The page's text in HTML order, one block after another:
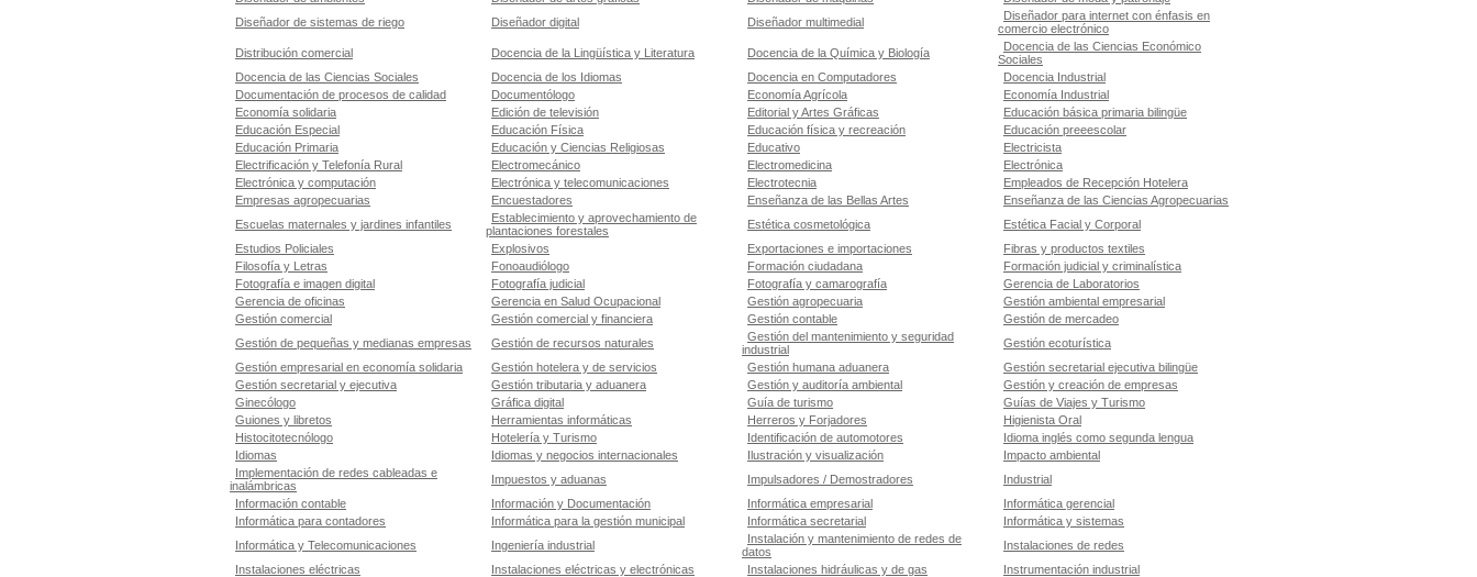
Diseñador de sistemas de riego
Diseñador digital Diseñador multimedial
Diseñador para internet con énfasis en
comercio electrónico
Distribución comercial
Docencia de la Lingüística y Literatura Docencia de la Química y Biología
Docencia de las Ciencias Económico
Sociales
Docencia de las Ciencias Sociales
Docencia de los Idiomas Docencia en Computadores
Docencia Industrial
Documentación de procesos de calidad
Documentólogo Economía Agrícola
Economía Industrial
Economía solidaria
Edición de televisión Editorial y Artes Gráficas
Educación básica primaria bilingüe
Educación Especial
Educación Física Educación física y recreación
Educación preeescolar
Educación Primaria
Educación y Ciencias Religiosas Educativo
Electricista
Electrificación y Telefonía Rural
Electromecánico Electromedicina
Electrónica
Electrónica y computación
Electrónica y telecomunicaciones Electrotecnia
Empleados de Recepción Hotelera
Empresas agropecuarias
Encuestadores Enseñanza de las Bellas Artes
Enseñanza de las Ciencias Agropecuarias
Escuelas maternales y jardines infantiles
Establecimiento y aprovechamiento de
plantaciones forestales
Estética cosmetológica
Estética Facial y Corporal
Estudios Policiales
Explosivos Exportaciones e importaciones
Fibras y productos textiles
Filosofía y Letras
Fonoaudiólogo Formación ciudadana
Formación judicial y criminalística
Fotografía e imagen digital
Fotografía judicial Fotografía y camarografía
Gerencia de Laboratorios
Gerencia de oficinas
Gerencia en Salud Ocupacional Gestión agropecuaria
Gestión ambiental empresarial
Gestión comercial
Gestión comercial y financiera Gestión contable
Gestión de mercadeo
Gestión de pequeñas y medianas empresas
Gestión de recursos naturales
Gestión del mantenimiento y seguridad
industrial
Gestión ecoturística
Gestión empresarial en economía solidaria
Gestión hotelera y de servicios Gestión humana aduanera
Gestión secretarial ejecutiva bilingüe
Gestión secretarial y ejecutiva
Gestión tributaria y aduanera Gestión y auditoría ambiental
Gestión y creación de empresas
Ginecólogo
Gráfica digital Guía de turismo
Guías de Viajes y Turismo
Guiones y libretos
Herramientas informáticas Herreros y Forjadores
Higienista Oral
Histocitotecnólogo
Hotelería y Turismo Identificación de automotores
Idioma inglés como segunda lengua
Idiomas
Idiomas y negocios internacionales Ilustración y visualización
Impacto ambiental
Implementación de redes cableadas e
inalámbricas
Impuestos y aduanas Impulsadores / Demostradores
Industrial
Información contable
Información y Documentación Informática empresarial
Informática gerencial
Informática para contadores
Informática para la gestión municipal Informática secretarial
Informática y sistemas
Informática y Telecomunicaciones
Ingeniería industrial
Instalación y mantenimiento de redes de
datos
Instalaciones de redes
Instalaciones eléctricas
Instalaciones eléctricas y electrónicas Instalaciones hidráulicas y de gas
Instrumentación industrial